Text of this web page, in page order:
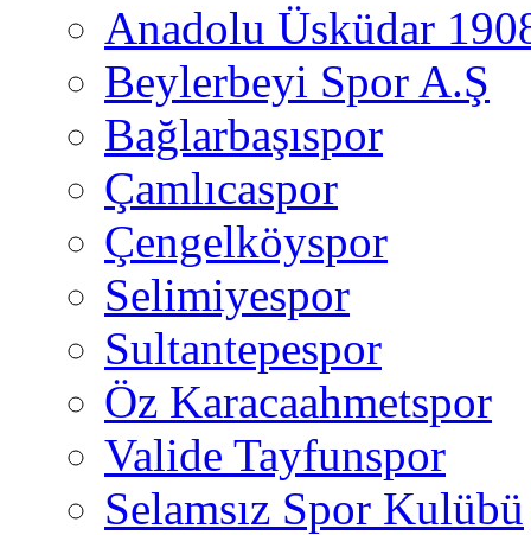
Anadolu Üsküdar
Beylerbeyi Spor A.Ş
Bağlarbaşıspor
Çamlıcaspor
Çengelköyspor
Selimiyespor
Sultantepespor
Öz Karacaahmetspor
Valide Tayfunspor
Selamsız Spor Kulübü